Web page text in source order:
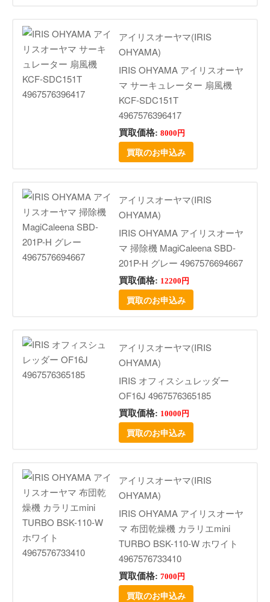
アイリスオーヤマ(IRIS
OHYAMA)
IRIS OHYAMA アイリスオーヤ
マ サーキュレーター 扇風機
KCF-SDC151T
4967576396417
買取価格: 8000円
買取のお申込み
アイリスオーヤマ(IRIS
OHYAMA)
IRIS OHYAMA アイリスオーヤ
マ 掃除機 MagiCaleena SBD-
201P-H グレー 4967576694667
買取価格: 12200円
買取のお申込み
アイリスオーヤマ(IRIS
OHYAMA)
IRIS オフィスシュレッダー
OF16J 4967576365185
買取価格: 10000円
買取のお申込み
アイリスオーヤマ(IRIS
OHYAMA)
IRIS OHYAMA アイリスオーヤ
マ 布団乾燥機 カラリエmini
TURBO BSK-110-W ホワイト
4967576733410
買取価格: 7000円
買取のお申込み